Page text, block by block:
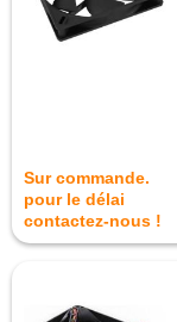
Sur commande.
pour le délai
contactez-nous !